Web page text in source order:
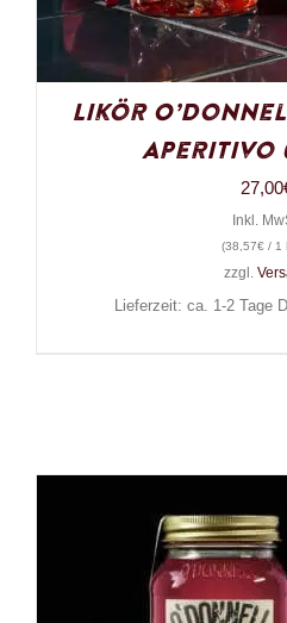
Likör
Aperitivo
27,00
Inkl.
(38,57€/ 1
zzgl.
Lieferzeit: ca. 1-2 Tage